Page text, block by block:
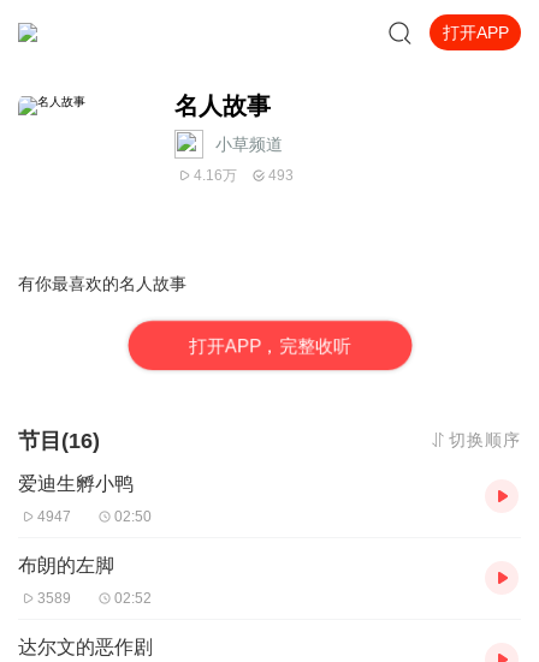
打开APP
名人故事
小草频道
4.16万 493
有你最喜欢的名人故事
打开APP，完整收听
节目(16) 切换顺序
爱迪生孵小鸭
4947 02:50
布朗的左脚
3589 02:52
达尔文的恶作剧